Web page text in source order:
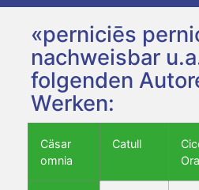
«perniciēs
nachweisbar
folgenden
Werken:
Cäsar
omnia
Catull